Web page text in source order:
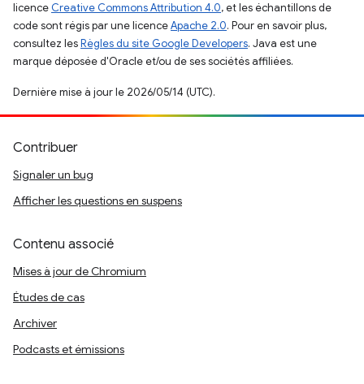
licence Creative Commons Attribution 4.0, et les échantillons de
code sont régis par une licenceApache 2.0. Pour en savoir plus,
consultez lesRègles du site Google Developers. Java est une
marque déposée d'Oracle et/ou de ses sociétés affiliées.
Dernière mise à jour le 2026/05/14 (UTC).
Contribuer
Signaler un bug
Afficher les questions en suspens
Contenu associé
Mises à jour de Chromium
Études de cas
Archiver
Podcasts et émissions